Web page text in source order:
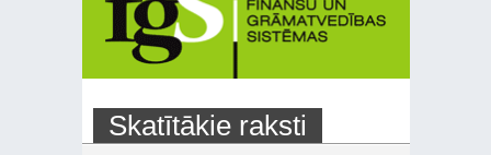
Skatītākie raksti